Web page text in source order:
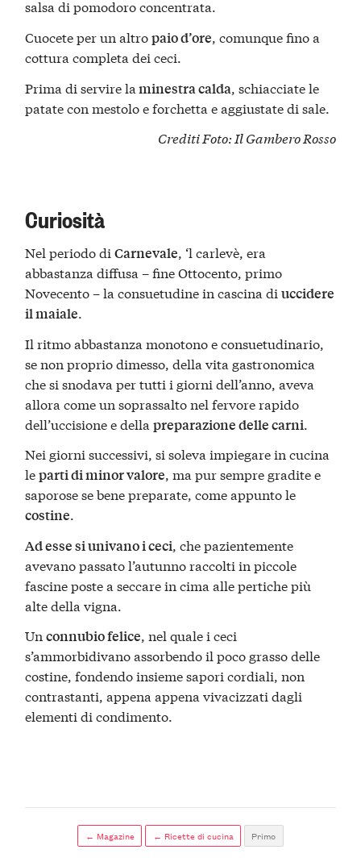
salsa di pomodoro concentrata.
Cuocete per un altropaio d’ore, comunque fino a
cottura completa dei ceci.
Prima di servire la minestra calda , schiacciate le
patate con mestolo e forchetta e aggiustate di sale.
Crediti Foto: Il Gambero Rosso
Curiosità
Nel periodo diCarnevale, ‘l carlevè, era
abbastanza diffusa – fine Ottocento, primo
Novecento – la consuetudine in cascina diuccidere
il maiale.
Il ritmo abbastanza monotono e consuetudinario,
se non proprio dimesso, della vita gastronomica
che si snodava per tutti i giorni dell’anno, aveva
allora come un soprassalto nel fervore rapido
dell’uccisione e dellapreparazione delle carni.
Nei giorni successivi, si soleva impiegare in cucina
leparti di minor valore, ma pur sempre gradite e
saporose se bene preparate, come appunto le
costine.
Ad esse si univano i ceci, che pazientemente
avevano passato l’autunno raccolti in piccole
fascine poste a seccare in cima alle pertiche più
alte della vigna.
Unconnubio felice, nel quale i ceci
s’ammorbidivano assorbendo il poco grasso delle
costine, fondendo insieme sapori cordiali, non
contrastanti, appena appena vivacizzati dagli
elementi di condimento.
← Magazine ← Ricette di cucina Primo